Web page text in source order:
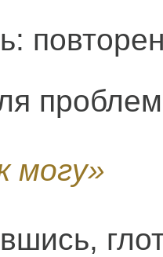
могу»